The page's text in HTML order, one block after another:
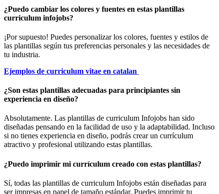
¿Puedo cambiar los colores y fuentes en estas plantillas
curriculum infojobs?
¡Por supuesto! Puedes personalizar los colores, fuentes y estilos de
las plantillas según tus preferencias personales y las necesidades de
tu industria.
Ejemplos de curriculum vitae en catalan
¿Son estas plantillas adecuadas para principiantes sin
experiencia en diseño?
Absolutamente. Las plantillas de curriculum Infojobs han sido
diseñadas pensando en la facilidad de uso y la adaptabilidad. Incluso
si no tienes experiencia en diseño, podrás crear un currículum
atractivo y profesional utilizando estas plantillas.
¿Puedo imprimir mi currículum creado con estas plantillas?
Sí, todas las plantillas de curriculum Infojobs están diseñadas para
ser impresas en papel de tamaño estándar. Puedes imprimir tu